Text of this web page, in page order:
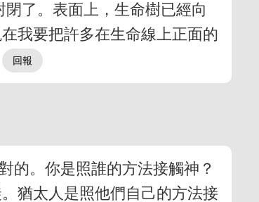
了。表面上，生命樹已經向
我要把許多在生命線上正面的
的。你是照誰的方法接觸神？
猶太人是照他們自己的方法接